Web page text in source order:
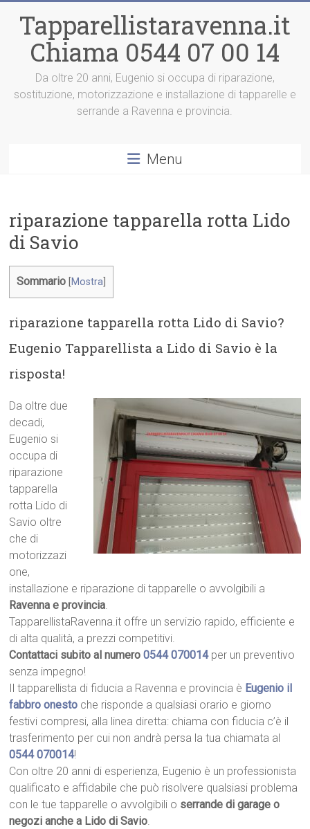
contenuto
Tapparellistaravenna.it
Chiama 0544 07 00 14
Da oltre 20 anni, Eugenio si occupa di riparazione,
sostituzione, motorizzazione e installazione di tapparelle e
serrande a Ravenna e provincia.
Menu
riparazione tapparella rotta Lido
di Savio
Sommario Mostra
riparazione tapparella rotta Lido di Savio?
Eugenio Tapparellista a Lido di Savio è la
risposta!
Da oltre due
decadi,
Eugenio si
occupa di
riparazione
tapparella
rotta Lido di
Savio oltre
che di
motorizzazi
one,
installazione e riparazione di tapparelle o avvolgibili a
Ravenna e provincia.
TapparellistaRavenna.it offre un servizio rapido, efficiente e
di alta qualità, a prezzi competitivi.
Contattaci subito al numero0544 070014per un preventivo
senza impegno!
Il tapparellista di fiducia a Ravenna e provincia è Eugenio il
fabbro onesto che risponde a qualsiasi orario e giorno
festivi compresi, alla linea diretta: chiama con fiducia c’è il
trasferimento per cui non andrà persa la tua chiamata al
0544 070014!
Con oltre 20 anni di esperienza, Eugenio è un professionista
qualificato e affidabile che può risolvere qualsiasi problema
con le tue tapparelle o avvolgibili o serrande di garage o
negozi anche a Lido di Savio.